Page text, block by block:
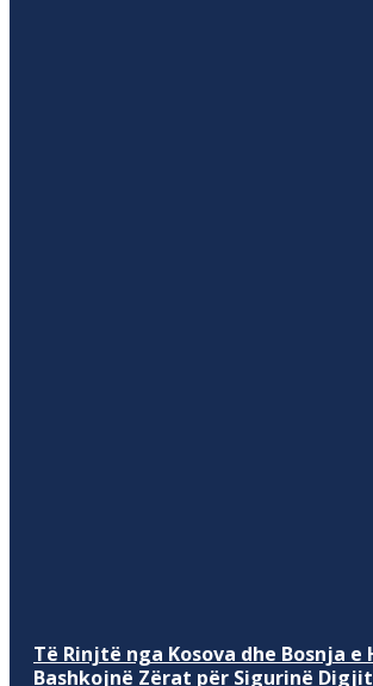
Të Rinjtë nga Kosova dhe Bosnja e
Bashkojnë Zërat për Sigurinë